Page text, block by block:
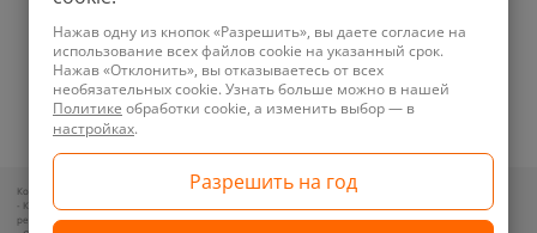
Планшеты
Телефоны
Техника для уборки
Ирригаторы
Зубные щетки
Контакты для обращений покупателей по вопросам нарушения их прав:
- Контакт уполномоченного лица и представителя местного исполнительного органа по месту
регистрации ООО «Новотрэнд»: +375292357070
Нажав одну из кнопок «Разрешить», вы даете согласие на
использование всех файлов cookie на указанный срок.
Нажав «Отклонить», вы отказываетесь от всех
необязательных cookie. Узнать больше можно в нашей
Политике обработки cookie, а изменить выбор — в
настройках.